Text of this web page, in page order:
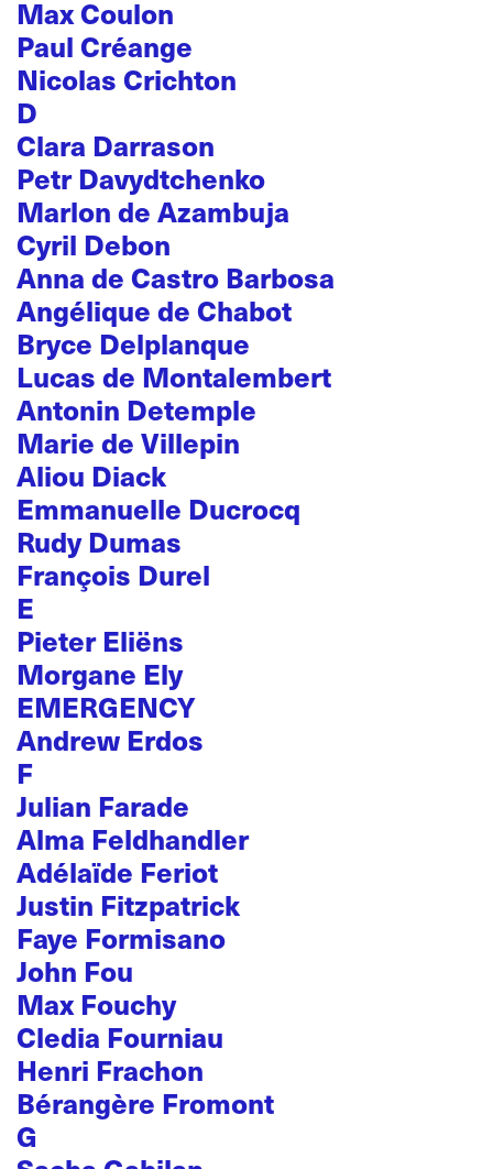
Max Coulon
Paul Créange
Nicolas Crichton
D
Clara Darrason
Petr Davydtchenko
Marlon de Azambuja
Cyril Debon
Anna de Castro Barbosa
Angélique de Chabot
Bryce Delplanque
Lucas de Montalembert
Antonin Detemple
Marie de Villepin
Aliou Diack
Emmanuelle Ducrocq
Rudy Dumas
François Durel
E
Pieter Eliëns
Morgane Ely
EMERGENCY
Andrew Erdos
F
Julian Farade
Alma Feldhandler
Adélaïde Feriot
Justin Fitzpatrick
Faye Formisano
John Fou
Max Fouchy
Cledia Fourniau
Henri Frachon
Bérangère Fromont
G